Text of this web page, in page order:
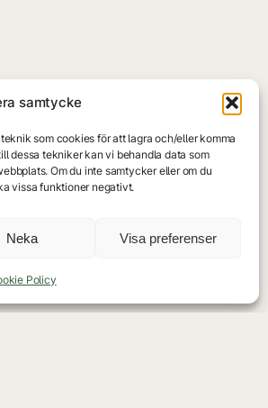
samtycke
som cookies för att lagra och/eller komma
dessa tekniker kan vi behandla data som
Om du inte samtycker eller om du
vissa funktioner negativt.
Neka Visa preferenser
Policygenom träning, tävling och